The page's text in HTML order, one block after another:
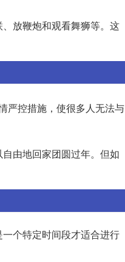
放鞭炮和观看舞狮等。这
严控措施，使很多人无法与
由地回家团圆过年。但如
个特定时间段才适合进行